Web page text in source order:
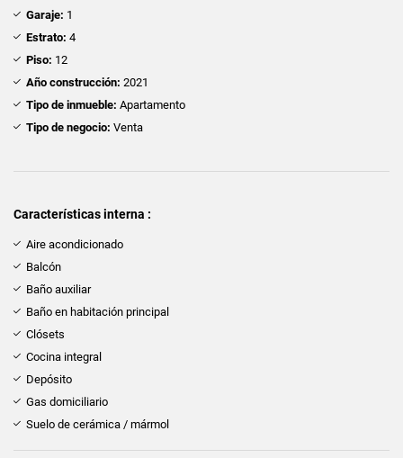
Garaje: 1
Estrato: 4
Piso: 12
Año construcción: 2021
Tipo de inmueble: Apartamento
Tipo de negocio: Venta
Características interna :
Aire acondicionado
Balcón
Baño auxiliar
Baño en habitación principal
Clósets
Cocina integral
Depósito
Gas domiciliario
Suelo de cerámica / mármol